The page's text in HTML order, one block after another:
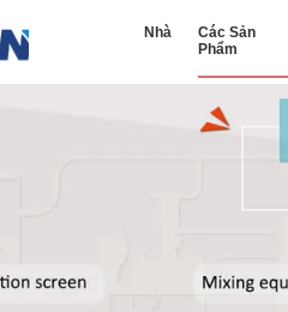
Nhà
Các Sản
Phẩm